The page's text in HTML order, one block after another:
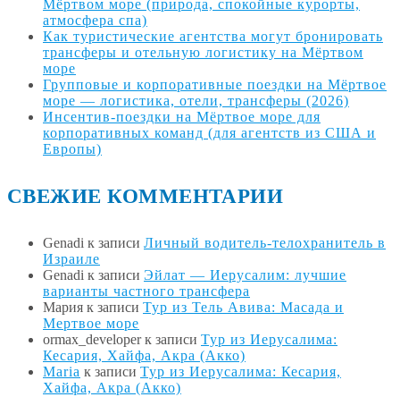
Мёртвом море (природа, спокойные курорты,
атмосфера спа)
Как туристические агентства могут бронировать
трансферы и отельную логистику на Мёртвом
море
Групповые и корпоративные поездки на Мёртвое
море — логистика, отели, трансферы (2026)
Инсентив-поездки на Мёртвое море для
корпоративных команд (для агентств из США и
Европы)
СВЕЖИЕ КОММЕНТАРИИ
Genadi к записи Личный водитель-телохранитель в
Израиле
Genadi к записи Эйлат — Иерусалим: лучшие
варианты частного трансфера
Мария к записи Тур из Тель Авива: Масада и
Мертвое море
ormax_developerк записи Тур из Иерусалима:
Кесария, Хайфа, Акра (Акко)
Maria к записи Тур из Иерусалима: Кесария,
Хайфа, Акра (Акко)